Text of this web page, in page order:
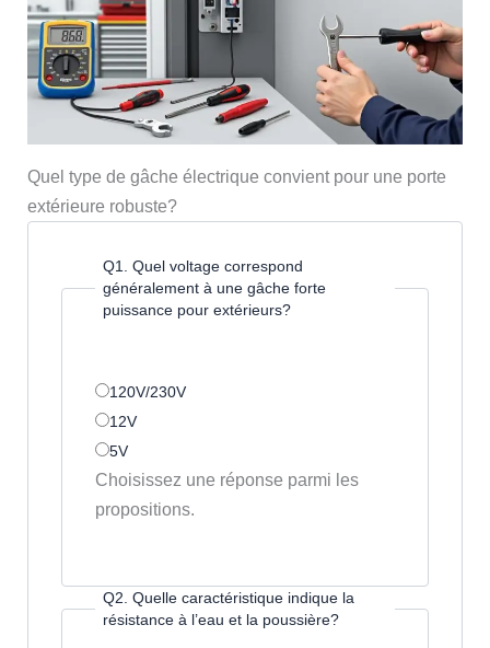
Quel type de gâche électrique convient pour une porte
extérieure robuste?
Q1. Quel voltage correspond
généralement à une gâche forte
puissance pour extérieurs?
120V/230V
12V
5V
Choisissez une réponse parmi les
propositions.
Q2. Quelle caractéristique indique la
résistance à l’eau et la poussière?